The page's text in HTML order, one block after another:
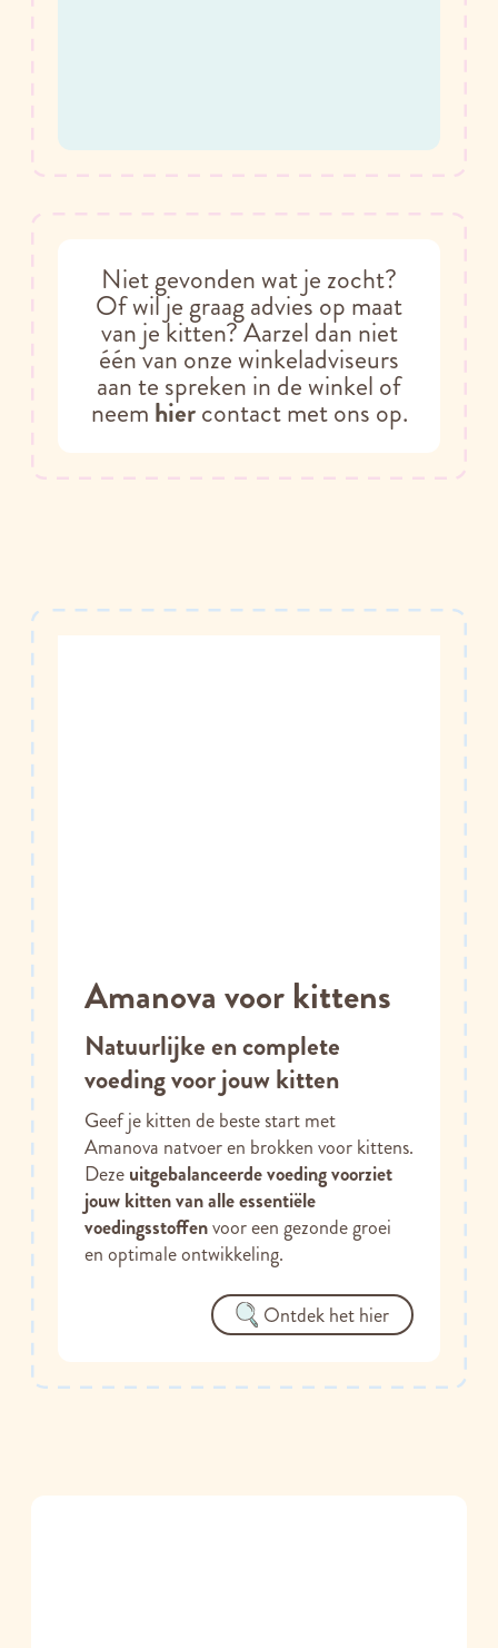
Niet gevonden wat je zocht?
Of wil je graag advies op maat
van je kitten? Aarzel dan niet
één van onze winkeladviseurs
aan te spreken in de winkel of
neem hiercontact met ons op.
Amanova voor kittens
Natuurlijke en complete
voeding voor jouw kitten
Geef je kitten de beste start met
Amanova natvoer en brokken voor kittens.
Dezeuitgebalanceerde voeding voorziet
jouw kitten van alle essentiële
voedingsstoffenvoor een gezonde groei
en optimale ontwikkeling.
Ontdek het hier